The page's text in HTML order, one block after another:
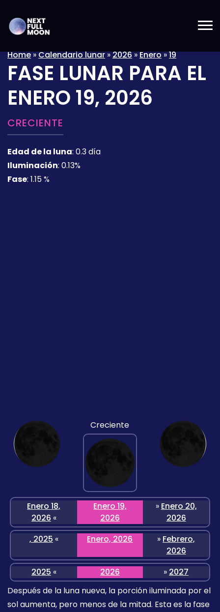
Home»Calendario lunar»2026»Enero»19
FASE LUNAR PARA EL
ENERO 19, 2026
CRECIENTE
Edad de la luna: 0.3 día
Iluminación: 0.13%
Fase: 1.15 %
Creciente
Enero 18,
2026 «
Enero 19,
2026
» Enero 20,
2026
, 2025 « Enero, 2026 » Febrero,
2026
2025 « 2026 » 2027
Después de la luna nueva, la porción iluminada por el
sol aumenta, pero menos de la mitad. Esta es la fase